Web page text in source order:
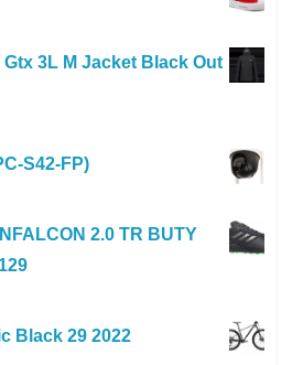
3L M Jacket Black Out
S42-FP)
2.0 TR BUTY
Black 29 2022